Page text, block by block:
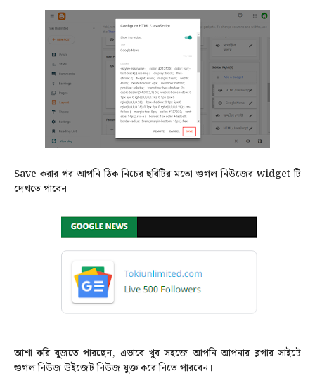
Save করার পর আপনি ঠিক নিচের ছবিটির মতো গুগল নিউজের widget টি
দেখতে পাবেন।
আশা করি বুজতে পারছেন, এভাবে খুব সহজে আপনি আপনার ব্লগার সাইটে
গুগল নিউজ উইজেট নিউজ ‍যুক্ত করে নিতে পারবেন।